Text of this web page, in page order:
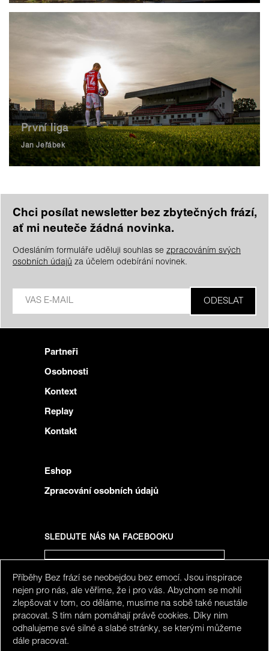
První liga
Jan Jeřábek
Chci posílat newsletter bez zbytečných frází,
ať mi neuteče žádná novinka.
Odesláním formuláře uděluji souhlas se zpracováním svých
osobních údajů za účelem odebírání novinek.
Partneři
Osobnosti
Kontext
Replay
Kontakt
Eshop
Zpracování osobních údajů
SLEDUJTE NÁS NA FACEBOOKU
SLEDUJTE NÁS NA INSTAGRAMU
Příběhy Bez frází se neobejdou bez emocí. Jsou inspirace
nejen pro nás, ale věříme, že i pro vás. Abychom se mohli
zlepšovat v tom, co děláme, musíme na sobě také neustále
pracovat. S tím nám pomáhají právě cookies. Díky nim
odhalujeme své silné a slabé stránky, se kterými můžeme
dále pracovat.